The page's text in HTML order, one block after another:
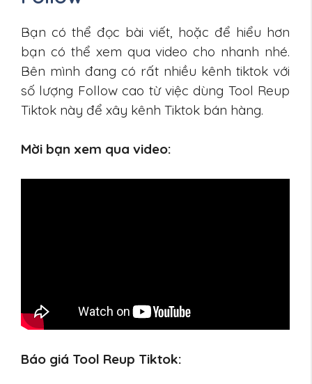
Bạn có thể đọc bài viết, hoặc để hiểu hơn
bạn có thể xem qua video cho nhanh nhé.
Bên mình đang có rất nhiều kênh tiktok với
số lượng Follow cao từ việc dùng Tool Reup
Tiktok này để xây kênh Tiktok bán hàng.
Mời bạn xem qua video:
Báo giá Tool Reup Tiktok: